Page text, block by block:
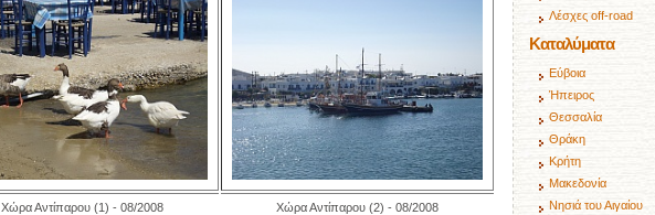
Χώρα Αντίπαρου (1) - 08/2008 Χώρα Αντίπαρου (2) - 08/2008
Λέσχες off-road
Καταλύματα
Εύβοια
Ήπειρος
Θεσσαλία
Θράκη
Κρήτη
Μακεδονία
Νησιά του Αιγαίου